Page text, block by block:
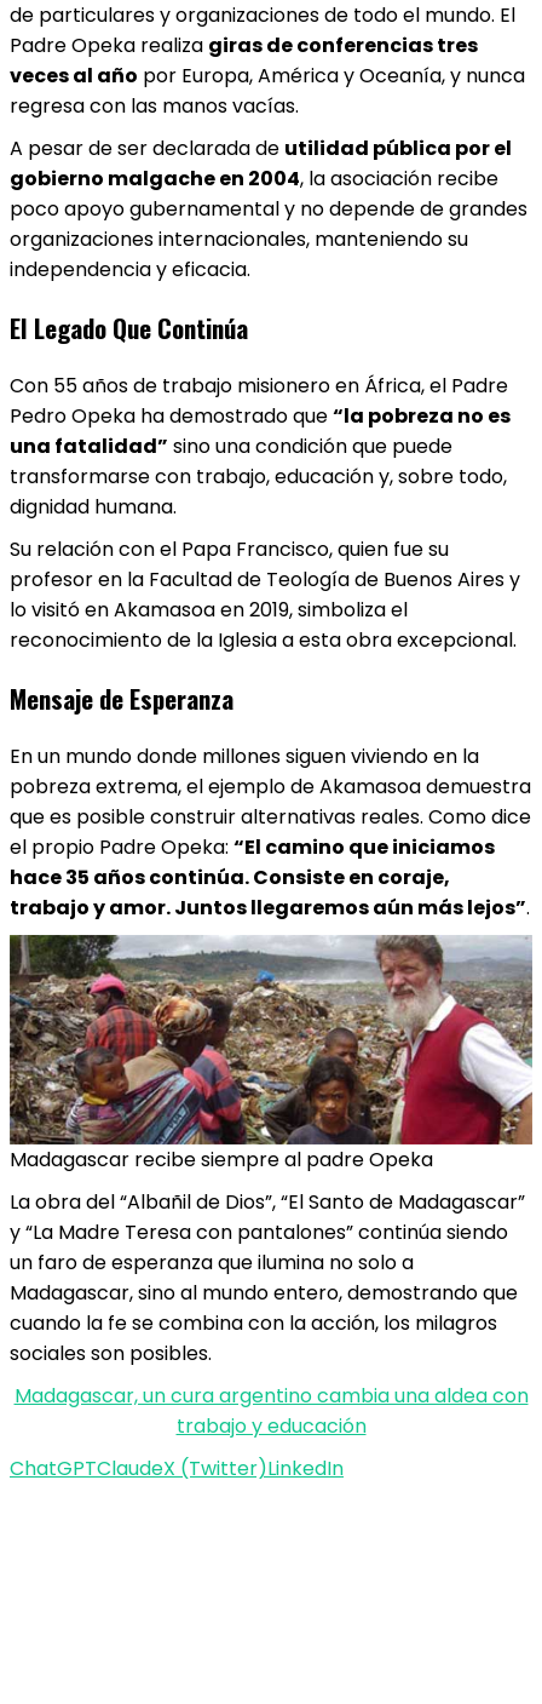
de particulares y organizaciones de todo el mundo. El
Padre Opeka realiza giras de conferencias tres
veces al año por Europa, América y Oceanía, y nunca
regresa con las manos vacías.
A pesar de ser declarada de utilidad pública por el
gobierno malgache en 2004, la asociación recibe
poco apoyo gubernamental y no depende de grandes
organizaciones internacionales, manteniendo su
independencia y eficacia.
El Legado Que Continúa
Con 55 años de trabajo misionero en África, el Padre
Pedro Opeka ha demostrado que“la pobreza no es
una fatalidad” sino una condición que puede
transformarse con trabajo, educación y, sobre todo,
dignidad humana.
Su relación con el Papa Francisco, quien fue su
profesor en la Facultad de Teología de Buenos Aires y
lo visitó en Akamasoa en 2019, simboliza el
reconocimiento de la Iglesia a esta obra excepcional.
Mensaje de Esperanza
En un mundo donde millones siguen viviendo en la
pobreza extrema, el ejemplo de Akamasoa demuestra
que es posible construir alternativas reales. Como dice
el propio Padre Opeka: “El camino que iniciamos
hace 35 años continúa. Consiste en coraje,
trabajo y amor. Juntos llegaremos aún más lejos”.
Madagascar recibe siempre al padre Opeka
La obra del “Albañil de Dios”, “El Santo de Madagascar”
y “La Madre Teresa con pantalones” continúa siendo
un faro de esperanza que ilumina no solo a
Madagascar, sino al mundo entero, demostrando que
cuando la fe se combina con la acción, los milagros
sociales son posibles.
Madagascar, un cura argentino cambia una aldea con
trabajo y educación
ChatGPTClaudeX (Twitter)LinkedIn